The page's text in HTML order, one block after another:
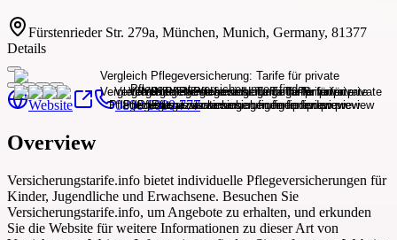
Fürstenrieder Str. 279a, München, Munich, Germany, 81377
Details
Website 0800 8000 777
Overview
Versicherungstarife.info bietet individuelle Pflegeversicherungen für
Kinder, Jugendliche und Erwachsene. Besuchen Sie
Versicherungstarife.info, um Angebote zu erhalten, und erkunden
Sie die Website für weitere Informationen zu dieser Art von